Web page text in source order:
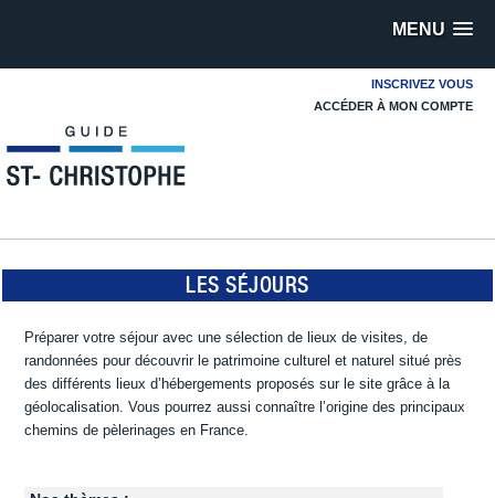
MENU
INSCRIVEZ VOUS
ACCÉDER À MON COMPTE
LES SÉJOURS
Préparer votre séjour avec une sélection de lieux de visites, de
randonnées pour découvrir le patrimoine culturel et naturel situé près
des différents lieux d’hébergements proposés sur le site grâce à la
géolocalisation. Vous pourrez aussi connaître l’origine des principaux
chemins de pèlerinages en France.